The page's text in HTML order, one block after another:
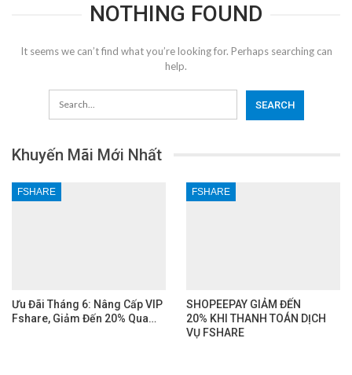
NOTHING FOUND
It seems we can’t find what you’re looking for. Perhaps searching can
help.
Khuyến Mãi Mới Nhất
FSHARE
Ưu Đãi Tháng 6: Nâng Cấp VIP
Fshare, Giảm Đến 20% Qua…
FSHARE
SHOPEEPAY GIẢM ĐẾN
20% KHI THANH TOÁN DỊCH
VỤ FSHARE